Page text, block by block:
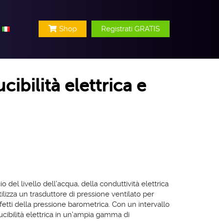
Shop Registrati GRATIS
elettrica e
del livello dell’acqua, della conduttività elettrica
un trasduttore di pressione ventilato per
della pressione barometrica. Con un intervallo
elettrica in un’ampia gamma di